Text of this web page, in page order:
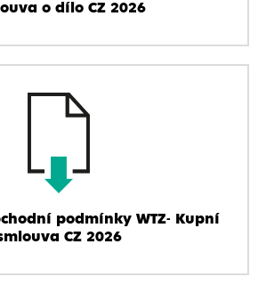
o dílo CZ 2026
podmínky WTZ- Kupní
CZ 2026